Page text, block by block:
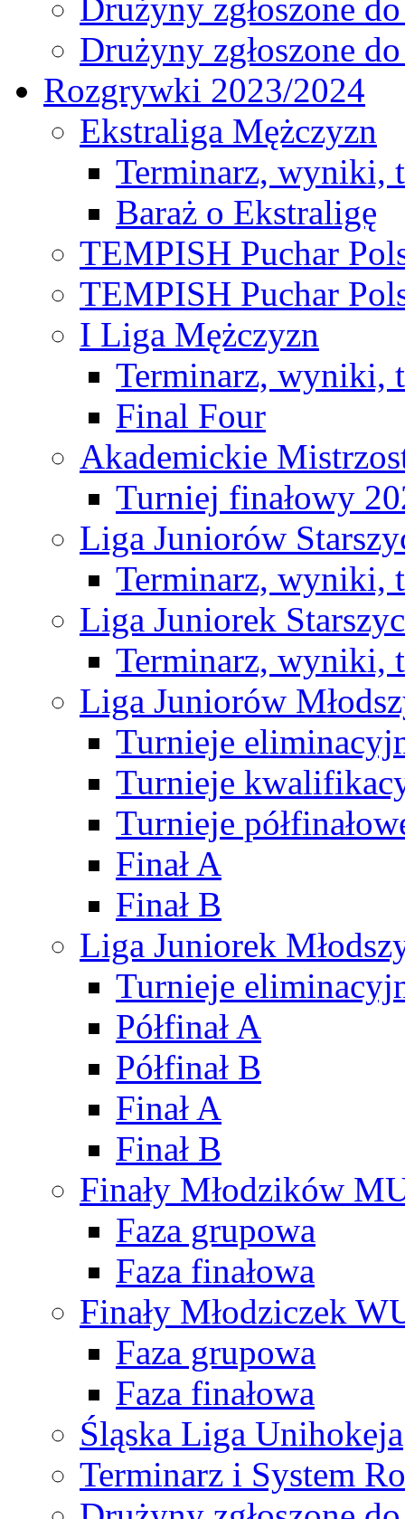
Drużyny zgłoszone
Drużyny zgłoszone
Rozgrywki 2023/2024
Ekstraliga Mężczyzn
Terminarz, wyniki,
Baraż o Ekstraligę
TEMPISH Puchar
TEMPISH Puchar
I Liga Mężczyzn
Terminarz, wyniki,
Final Four
Akademickie
Turniej finałowy
Liga Juniorów
Terminarz, wyniki,
Liga Juniorek
Terminarz, wyniki,
Liga Juniorów
Turnieje
Turnieje
Turnieje
Finał A
Finał B
Liga Juniorek
Turnieje
Półfinał A
Półfinał B
Finał A
Finał B
Finały Młodzików
Faza grupowa
Faza finałowa
Finały Młodziczek
Faza grupowa
Faza finałowa
Śląska Liga Unihokeja
Terminarz i System